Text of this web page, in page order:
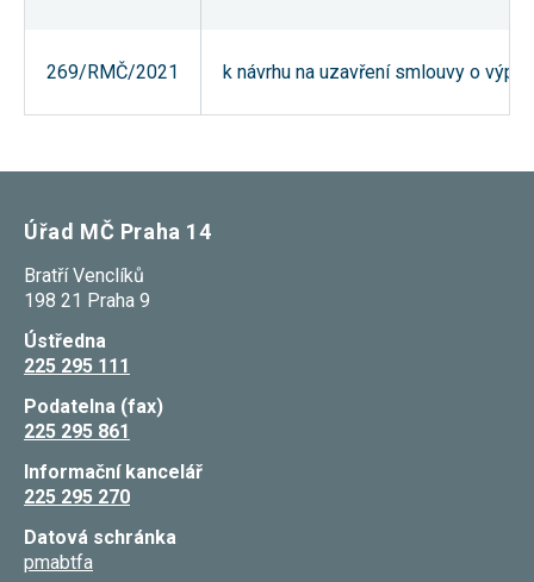
269/RMČ/2021 k návrhu na uzavření smlouvy o
Úřad MČ Praha 14
Bratří Venclíků
198 21 Praha 9
Ústředna
225 295 111
Podatelna (fax)
225 295 861
Informační kancelář
225 295 270
Datová schránka
pmabtfa